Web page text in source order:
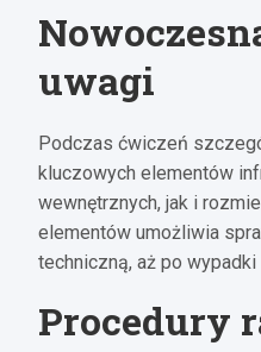
uwagi
Podczas ćwiczeń
kluczowych elementów
wewnętrznych, jak i
elementów umożliwia
techniczną, aż po
Procedury